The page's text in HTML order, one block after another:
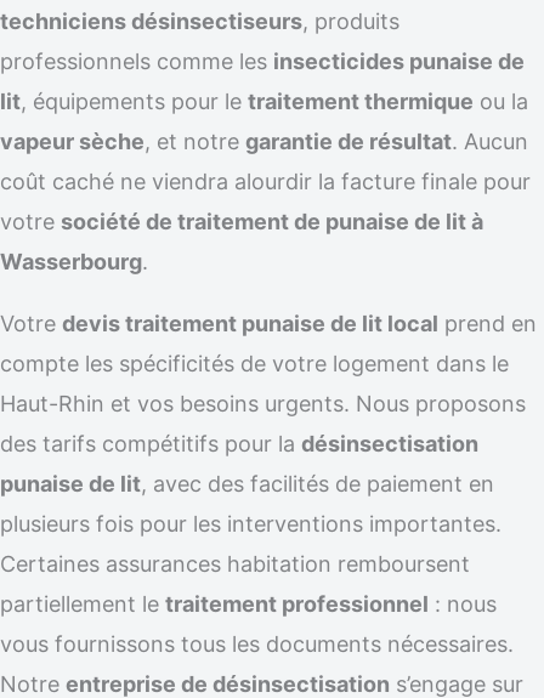
techniciens désinsectiseurs, produits
professionnels comme les insecticides punaise de
lit, équipements pour le traitement thermique ou la
vapeur sèche, et notre garantie de résultat. Aucun
coût caché ne viendra alourdir la facture finale pour
votre société de traitement de punaise de lit à
Wasserbourg.
Votre devis traitement punaise de lit local prend en
compte les spécificités de votre logement dans le
Haut-Rhin et vos besoins urgents. Nous proposons
des tarifs compétitifs pour la désinsectisation
punaise de lit, avec des facilités de paiement en
plusieurs fois pour les interventions importantes.
Certaines assurances habitation remboursent
partiellement le traitement professionnel : nous
vous fournissons tous les documents nécessaires.
Notre entreprise de désinsectisation s’engage sur